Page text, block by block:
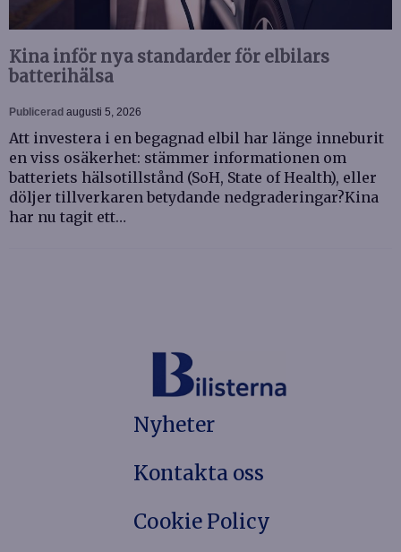
Kina inför nya standarder för elbilars
batterihälsa
Publicerad augusti 5, 2026
Att investera i en begagnad elbil har länge inneburit
en viss osäkerhet: stämmer informationen om
batteriets hälsotillstånd (SoH, State of Health), eller
döljer tillverkaren betydande nedgraderingar?Kina
har nu tagit ett…
Nyheter
Kontakta oss
Cookie Policy